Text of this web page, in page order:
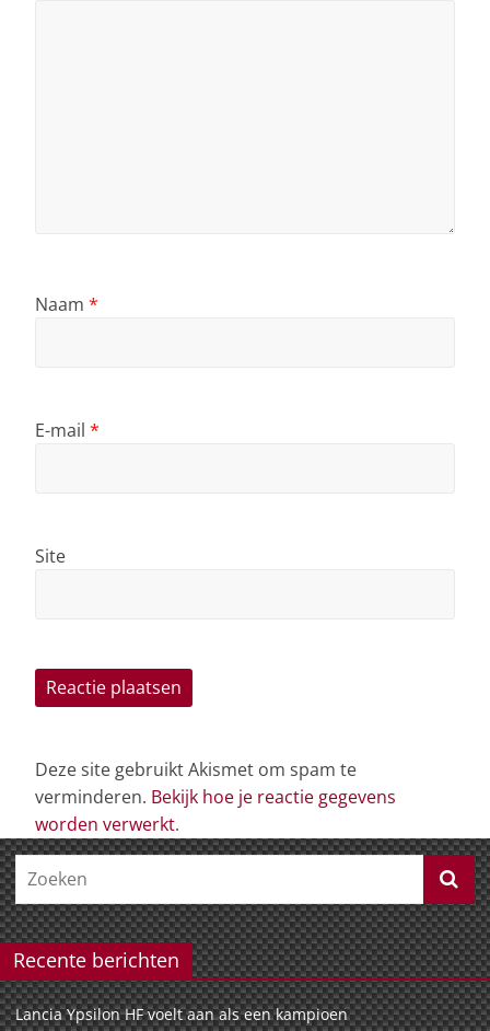
Naam *
E-mail *
Site
Deze site gebruikt Akismet om spam te
verminderen. Bekijk hoe je reactie gegevens
worden verwerkt.
Recente berichten
Lancia Ypsilon HF voelt aan als een kampioen